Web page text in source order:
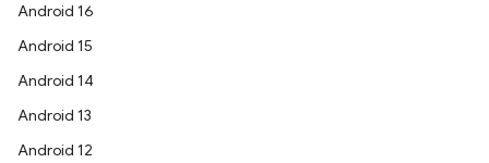
Android 16
Android 15
Android 14
Android 13
Android 12